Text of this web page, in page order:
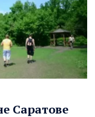
Саратове